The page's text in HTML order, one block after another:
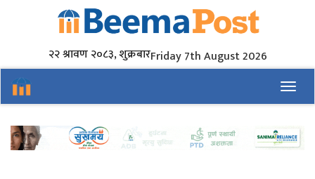
२२ श्रावण २०८३, शुक्रबारFriday 7th August 2026